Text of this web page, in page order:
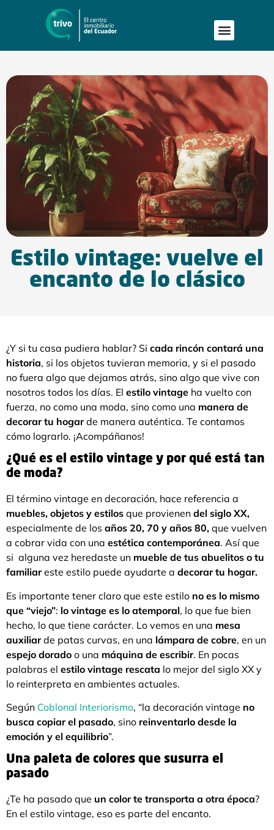
Estilo vintage: vuelve el
encanto de lo clásico
¿Y si tu casa pudiera hablar? Si cada rincón contará una
historia, si los objetos tuvieran memoria, y si el pasado
no fuera algo que dejamos atrás, sino algo que vive con
nosotros todos los días. El estilo vintage ha vuelto con
fuerza, no como una moda, sino como una manera de
decorar tu hogarde manera auténtica. Te contamos
cómo lograrlo. ¡Acompáñanos!
¿Qué es el estilo vintage y por qué está tan
de moda?
El término vintage en decoración, hace referencia a
muebles, objetos y estilos que provienen del siglo XX,
especialmente de los años 20, 70 y años 80, que vuelven
a cobrar vida con una estética contemporánea. Así que
si alguna vez heredaste un mueble de tus abuelitos o tu
familiareste estilo puede ayudarte a decorar tu hogar.
Es importante tener claro que este estilo no es lo mismo
que “viejo”: lo vintage es lo atemporal, lo que fue bien
hecho, lo que tiene carácter. Lo vemos en una mesa
auxiliarde patas curvas, en una lámpara de cobre, en un
espejo dorado o una máquina de escribir. En pocas
palabras el estilo vintage rescata lo mejor del siglo XX y
lo reinterpreta en ambientes actuales.
Según Coblonal Interiorismo, “la decoración vintage no
busca copiar el pasado, sino reinventarlo desde la
emoción y el equilibrio”.
Una paleta de colores que susurra el
pasado
¿Te ha pasado que un color te transporta a otra época?
En el estilo vintage, eso es parte del encanto.